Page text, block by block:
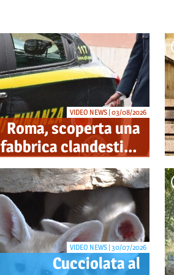
Roma, scoperta una
fabbrica clandestina
di sigarette in via
Trigoria: sequestrati
1.350 kg di tabacco
VIDEO NEWS | 03/08/2026
Cucciolata al
VIDEO NEWS | 30/07/2026